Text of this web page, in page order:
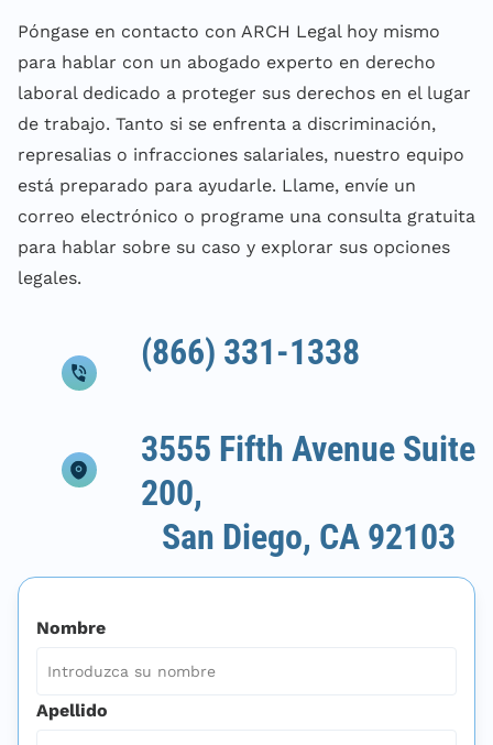
Póngase en contacto con ARCH Legal hoy mismo
para hablar con un abogado experto en derecho
laboral dedicado a proteger sus derechos en el lugar
de trabajo. Tanto si se enfrenta a discriminación,
represalias o infracciones salariales, nuestro equipo
está preparado para ayudarle. Llame, envíe un
correo electrónico o programe una consulta gratuita
para hablar sobre su caso y explorar sus opciones
legales.
(866) 331-1338
3555 Fifth Avenue Suite
200,
San Diego, CA 92103
Nombre
Apellido